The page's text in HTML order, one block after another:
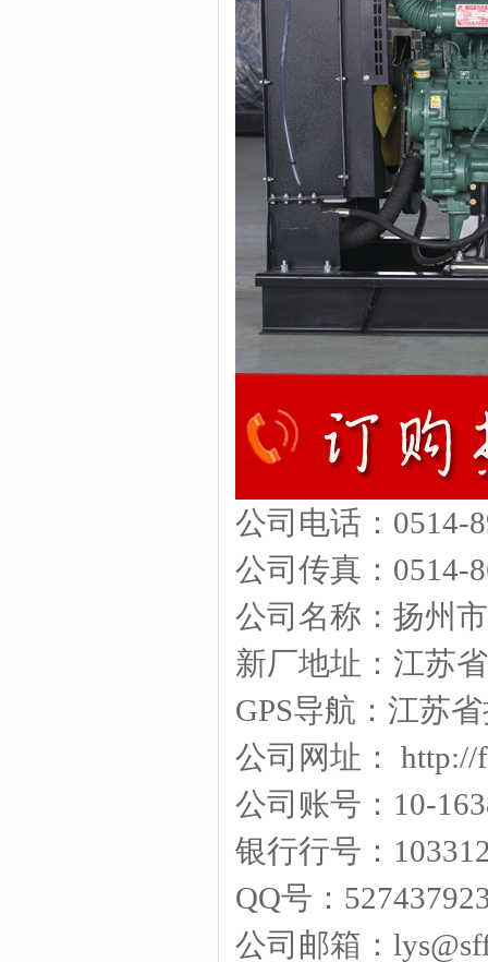
公司电话：
公司传真：
公司名称：扬
新厂地址：江苏
GPS导航：江苏
公司网址： http://
公司账号：10-
银行行号：
QQ号：
公司邮箱：